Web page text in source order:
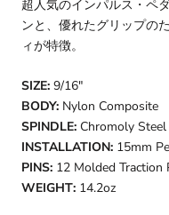
超人気のインパルス・ペ
ンと、優れたグリップの
ィが特徴。
SIZE: 9/16"
BODY: Nylon Composite
SPINDLE: Chromoly Steel
INSTALLATION: 15mm
PINS: 12 Molded Traction
WEIGHT: 14.2oz